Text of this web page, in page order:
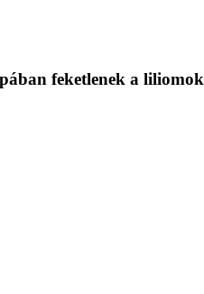
feketlenek a liliomok